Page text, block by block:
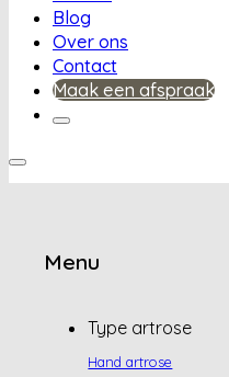
Blog
Over ons
Contact
Maak een afspraak
Menu
Type artrose
Hand artrose